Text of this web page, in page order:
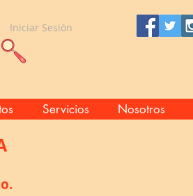
Iniciar Sesión
Servicios Nosotros